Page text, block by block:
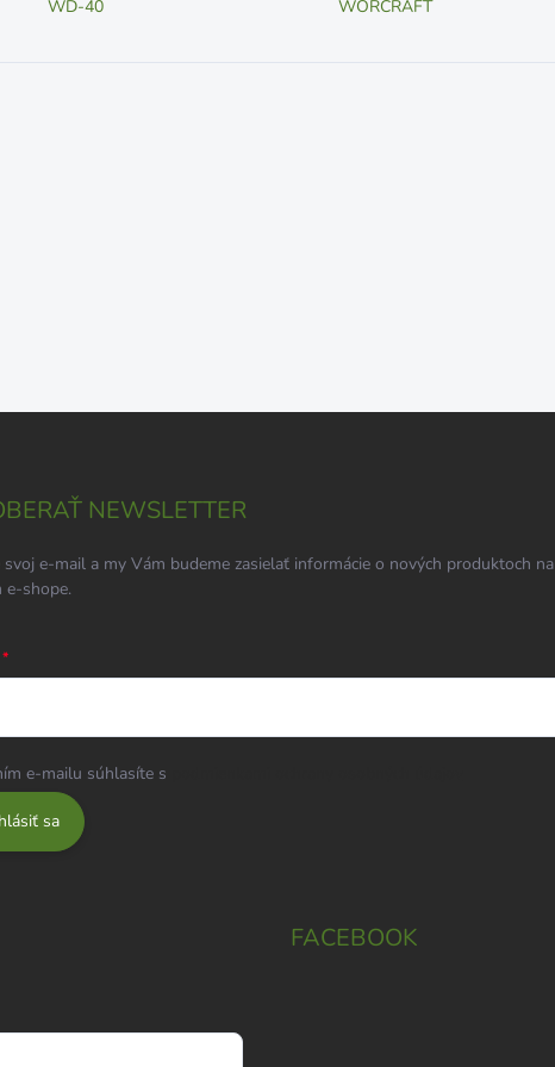
WD-40 WORCRAFT
NEWSLETTER
e-mail a my Vám budeme zasielať informácie o nových produktoch na
e-shope.
e-mailu súhlasíte s
sa
FACEBOOK